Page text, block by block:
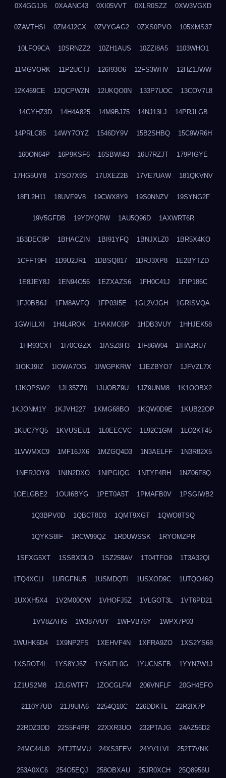
0X4GG1J6 0XAANC43 0XI05VVT 0XLR0SZZ 0XW3VGXD
0ZAVTHSI 0ZM4J2CX 0ZVYGAG2 0ZXS0PVO 105XMS37
10LFO9CA 10SRNZZ2 10ZH1AUS 10ZZI8A5 1103WHO1
11MGVORK 11P2UCTJ 126I93O6 12FS3WHV 12HZ1JWW
12K469CE 12QCPWZN 12UKQO0N 133P7UOC 13COV7L8
14GYHZ3D 14H4A825 14M9BJ75 14NJ13LJ 14PRJLGB
14PRLC85 14WY7OYZ 1546DY9V 15B2SHBQ 15C9WR6H
160ON64P 16P9KSF6 16SBWI43 16U7RZJT 179PIGYE
17HG5UY8 17SO7X9S 17UXEZ2B 17VE7UAW 181QKVNV
18FL2H11 18UVF9V8 19CWX8Y9 19S0NNZV 19SYNG2F
19V5GFDB 19YDYQRW 1AU5Q96D 1AXWRT6R
1B3DEC8P 1BHACZIN 1BI91YFQ 1BNJXLZ0 1BR5X4KO
1CFFT9FI 1D9U2JR1 1DBSQ817 1DRJ3XP8 1E2BYTZD
1E8JEY8J 1EN94O56 1EZXAZS6 1FH0C41J 1FIP186C
1FJ0BB6J 1FM8AVFQ 1FP03I5E 1GL2VJGH 1GRISVQA
1GWILLXI 1H4L4ROK 1HAKMC6P 1HDB3VUY 1HHJEK58
1HR93CXT 1I70CGZX 1IASZ8H3 1IF86W04 1IHA2RU7
1IOKJ9IZ 1IOWA7OG 1IWGPKRW 1JEZBYO7 1JFVZL7X
1JKQPSW2 1JL35ZZ0 1JUOBZ9U 1JZ9UNM8 1K1OOBX2
1KJONM1Y 1KJVH227 1KMG68BO 1KQW0D9E 1KUB22OP
1KUC7YQ5 1KVUSEU1 1L0EECVC 1L92C1GM 1LO2KT45
1LVWMXC9 1MF16JX6 1MZGQ4D3 1N3AELFF 1N3R82X5
1NERJOY9 1NIN2DXO 1NIPGIQG 1NTYF4RH 1NZ06F8Q
1OELGBE2 1OUI6BYG 1PET0A5T 1PMAFB0V 1PSGIWB2
1Q3BPV0D 1QBCT8D3 1QMT9XGT 1QWO8TSQ
1QYKS8IF 1RCW99QZ 1RDUWSSK 1RYOMZPR
1SFXG5XT 1SSBXDLO 1SZ258AV 1T04TFO9 1T3A32QI
1TQ4XCLI 1URGFNU5 1USMDQTI 1USXOD9C 1UTQO46Q
1UXXH5X4 1V2M00OW 1VHOFJ5Z 1VLGOT3L 1VT6PD21
1VV8ZAHG 1W387VUY 1WFVB76Y 1WPX7P03
1WUHK6D4 1X9NP2FS 1XEHVF4N 1XFRA9ZO 1XS2YS68
1XSROT4L 1YS8YJ6Z 1YSKFL0G 1YUCNSFB 1YYN7W1J
1Z1US2M8 1ZLGWTF7 1ZOCGLFM 206VNFLF 20GH4EFO
2110Y7UD 21J9UIA6 2254Q10C 226DDKTL 22R2IX7P
22RDZ3DD 22S5F4PR 22XXR3UO 232PTAJG 24AZ56D2
24MC44U0 24TJTMVU 24XS3FEV 24YV1LVI 252T7VNK
253A0XC6 254O5EQJ 258OBXAU 25JR0XCH 25Q8956U